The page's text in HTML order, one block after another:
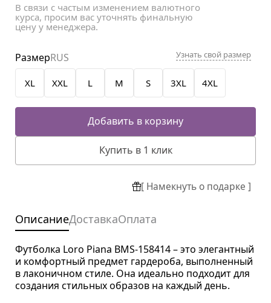
В связи с частым изменением валютного
курса, просим вас уточнять финальную
цену у менеджера.
XL XXL L M S 3XL 4XL
РазмерRUS Узнать свой размер
Добавить в корзину
Купить в 1 клик
[ Намекнуть о подарке ]
ОписаниеДоставкаОплата
Футболка Loro Piana BMS-158414 – это элегантный
и комфортный предмет гардероба, выполненный
в лаконичном стиле. Она идеально подходит для
создания стильных образов на каждый день.